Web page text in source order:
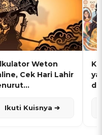
Weton
Cek Hari Lahir
Ikuti Kuisnya ➔